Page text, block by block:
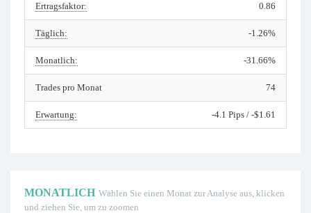
Ertragsfaktor: 0.86
Täglich: -1.26%
Monatlich: -31.66%
Trades pro Monat 74
Erwartung: -4.1 Pips / -$1.61
MONATLICH Wählen Sie einen Monat zur Analyse aus, klicken
und ziehen Sie, um zu zoomen